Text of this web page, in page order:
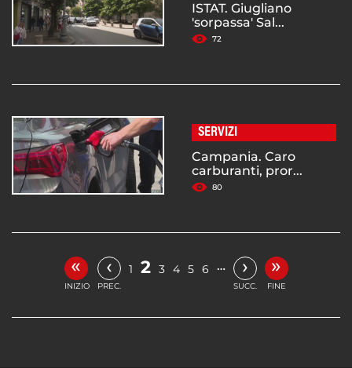
ISTAT. Giugliano
'sorpassa' Sal...
72
SERVIZI
Campania. Caro
carburanti, pror...
80
«
INIZIO
‹
PREC.
1 2 3 4 5 6 … ›
SUCC.
»
FINE